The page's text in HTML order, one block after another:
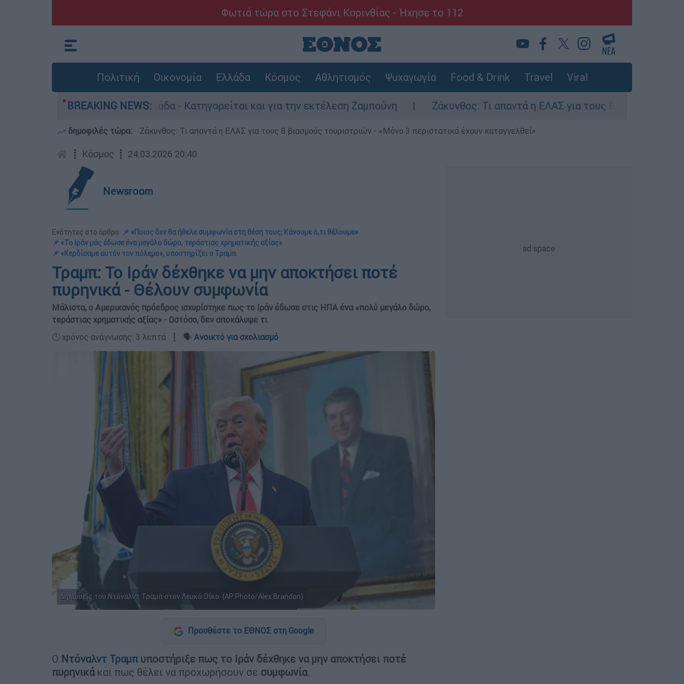
Φωτιά τώρα στο Στεφάνι Κορινθίας - Ήχησε το 112
Πολιτική Οικονομία Ελλάδα Κόσμος Αθλητισμός Ψυχαγωγία Food & Drink Travel Viral
BREAKING NEWS:
στην Ελλάδα - Κατηγορείται και για την εκτέλεση Ζαμπούνη Ζάκυνθος: Τι απαντά η ΕΛΑΣ για τους 8 βιασμούς τουριστριών -
δημοφιλές τώρα: Ζάκυνθος: Τι απαντά η ΕΛΑΣ για τους 8 βιασμούς τουριστριών - «Μόνο 3 περιστατικά έχουν καταγγελθεί»
┋ Κόσμος ┋ 24.03.2026 20:40
Newsroom
Ενότητες στο άρθρο: 📌 «Ποιος δεν θα ήθελε συμφωνία στη θέση τους; Κάνουμε ό,τι θέλουμε»
📌 «Το Ιράν μάς έδωσε ένα μεγάλο δώρο, τεράστιας χρηματικής αξίας»
📌 «Κερδίσαμε αυτόν τον πόλεμο», υποστηρίζει ο Τραμπ
Τραμπ: Το Ιράν δέχθηκε να μην αποκτήσει ποτέ
πυρηνικά - Θέλουν συμφωνία
Μάλιστα, ο Αμερικανός πρόεδρος ισχυρίστηκε πως το Ιράν έδωσε στις ΗΠΑ ένα «πολύ μεγάλο δώρο,
τεράστιας χρηματικής αξίας» - Ωστόσο, δεν αποκάλυψε τι
🕛 χρόνος ανάγνωσης: 3 λεπτά ┋ 🗣️ Ανοικτό για σχολιασμό
Δηλώσεις του Ντόναλντ Τραμπ στον Λευκό Οίκο (AP Photo/Alex Brandon)
Προσθέστε το ΕΘΝΟΣ στη Google
Ο Ντόναλντ Τραμπ υποστήριξε πως το Ιράν δέχθηκε να μην αποκτήσει ποτέ
πυρηνικάκαι πως θέλει να προχωρήσουν σε συμφωνία.